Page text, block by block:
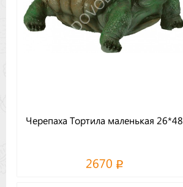
Черепаха Тортила маленькая 26*48
2670